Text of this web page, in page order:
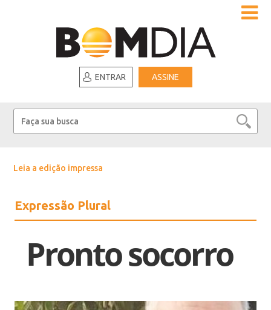
ENTRAR ASSINE
Leia a edição impressa
Expressão Plural
Pronto socorro